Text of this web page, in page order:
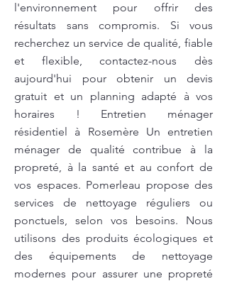
l'environnement pour offrir des
résultats sans compromis. Si vous
recherchez un service de qualité, fiable
et flexible, contactez-nous dès
aujourd'hui pour obtenir un devis
gratuit et un planning adapté à vos
horaires ! Entretien ménager
résidentiel à Rosemère Un entretien
ménager de qualité contribue à la
propreté, à la santé et au confort de
vos espaces. Pomerleau propose des
services de nettoyage réguliers ou
ponctuels, selon vos besoins. Nous
utilisons des produits écologiques et
des équipements de nettoyage
modernes pour assurer une propreté